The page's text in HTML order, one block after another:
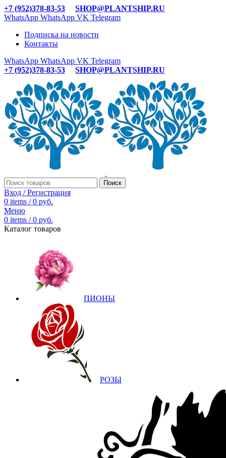
+7 (952)378-83-53
SHOP@PLANTSHIP.RU
WhatsApp WhatsApp VK Telegram
Подписка на новости
Контакты
WhatsApp WhatsApp VK Telegram
+7 (952)378-83-53
SHOP@PLANTSHIP.RU
Поиск
Вход / Регистрация
0 items / 0 руб.
Меню
0 items / 0 руб.
Каталог товаров
ПИОНЫ
РОЗЫ